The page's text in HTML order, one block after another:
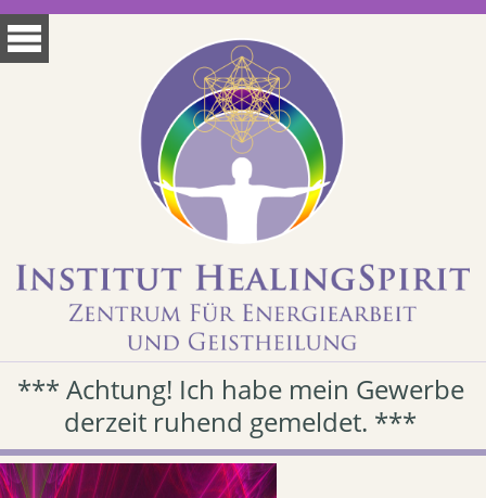
*** Achtung! Ich habe mein Gewerbe
derzeit ruhend gemeldet. ***